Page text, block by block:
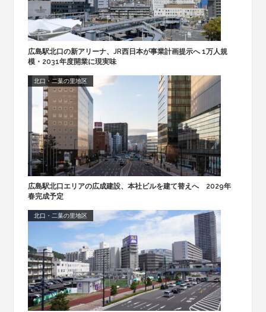
広島駅北口の新アリーナ、JR西日本が事業計画提示へ 1万人規
模・2031年度開業に現実味
北口・二葉の里地区
広島駅北口エリアの広成建設、本社ビルを建て替えへ 2029年
春完成予定
北口・二葉の里地区